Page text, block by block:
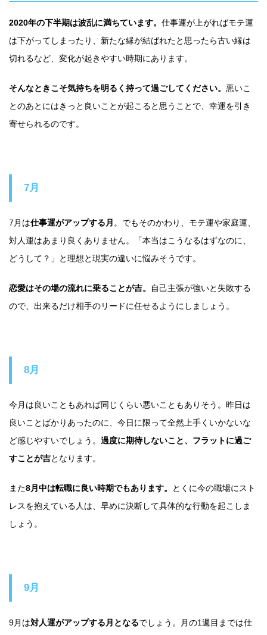
2020年の下半期は波乱に満ちています。 仕事運が上がればモテ運
は下がってしまったり、新たな縁が結ばれたと思ったら古い縁は
切れるなど、変化が起きやすい時期にあります。
そんなときこそ気持ちを明るく持って過ごしてください。 悪いこ
とのあとにはきっと良いことが起こると思うことで、幸運を引き
寄せられるのです。
7月
7月は仕事運がアップする月 。でもそのかわり、モテ運や家庭運、
対人運はあまり良くありません。「本当はこうなるはずなのに、
どうして？」と理想と現実の違いに悩みそうです。
恋愛はその場の流れに乗ることが吉。
自己主張が強いと失敗する
ので、出来るだけ相手のリードに任せるようにしましょう。
8月
今月は良いこともあれば同じくらい悪いこともありそう。昨日は
良いことばかりあったのに、今日に限って全然上手くいかないな
ど感じやすいでしょう。 過度に期待しないこと、フラットに過ご
すことが吉となります。
また8月中は転職に良い時期でもあります。
とくに今の職場にスト
レスを抱えている人は、早めに決断して具体的な行動を起こしま
しょう。
9月
9月は対人運がアップする月となるでしょう。月の1週目までは仕